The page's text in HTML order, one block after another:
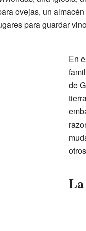
ovejas, un
para guardar
En
de